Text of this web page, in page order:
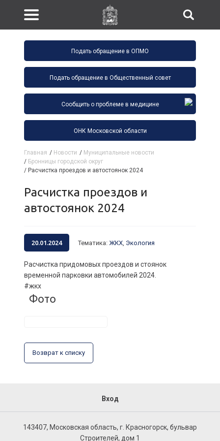
Подать обращение в ОПМО
Подать обращение в Общественный совет
Сообщить о проблеме в медицине
ОНК Московской области
Главная / Новости / Муниципальные новости
/ Бронницы городской округ
/ Расчистка проездов и автостоянок 2024
Расчистка проездов и
автостоянок 2024
20.01.2024 Тематика: ЖКХ, Экология
Расчистка придомовых проездов и стоянок
временной парковки автомобилей 2024.
#жкх
Фото
Возврат к списку
Вход
143407, Московская область, г. Красногорск, бульвар
Строителей, дом 1